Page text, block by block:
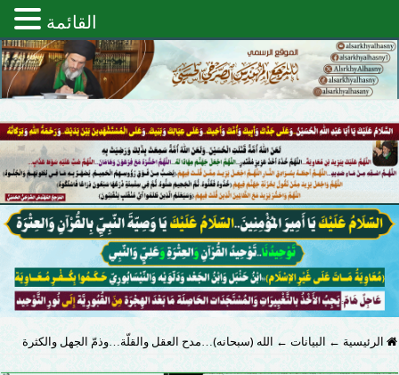
الرئيسية ← البيانات ← الله (سبحانه)…مدح العقل والقلّة…وذمّ الجهل والكثرة
القائمة